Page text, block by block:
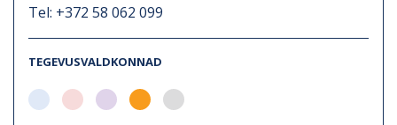
Tel: +372 58 062 099
TEGEVUSVALDKONNAD